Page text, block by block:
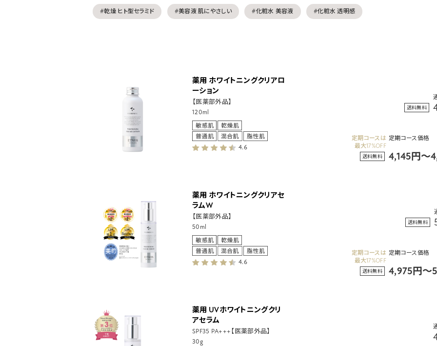
#乾燥 ヒト型セラミド #美容液 肌にやさしい #化粧水 美容液 #化粧水 透明感
薬用 ホワイトニングクリアロ
ーション
【医薬部外品】
120ml
4.6
送料無料
定期コースは
最大17%OFF
定期コース価格
送料無料 4,145円～
薬用 ホワイトニングクリアセ
ラムW
【医薬部外品】
50ml
4.6
送料無料
定期コースは
最大17%OFF
定期コース価格
送料無料 4,975円～
薬用 UVホワイトニングクリ
アセラム
SPF35 PA+++【医薬部外品】
30g